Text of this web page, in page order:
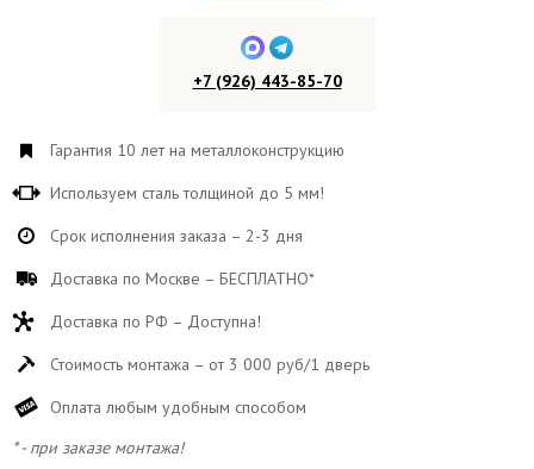
+7 (926) 443-85-70
Гарантия 10 лет на металлоконструкцию
Используем сталь толщиной до 5 мм!
Срок исполнения заказа – 2-3 дня
Доставка по Москве – БЕСПЛАТНО*
Доставка по РФ – Доступна!
Стоимость монтажа – от 3 000 руб/1 дверь
Оплата любым удобным способом
* - при заказе монтажа!